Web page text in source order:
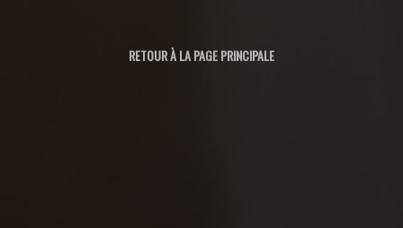
RETOUR À LA PAGE PRINCIPALE